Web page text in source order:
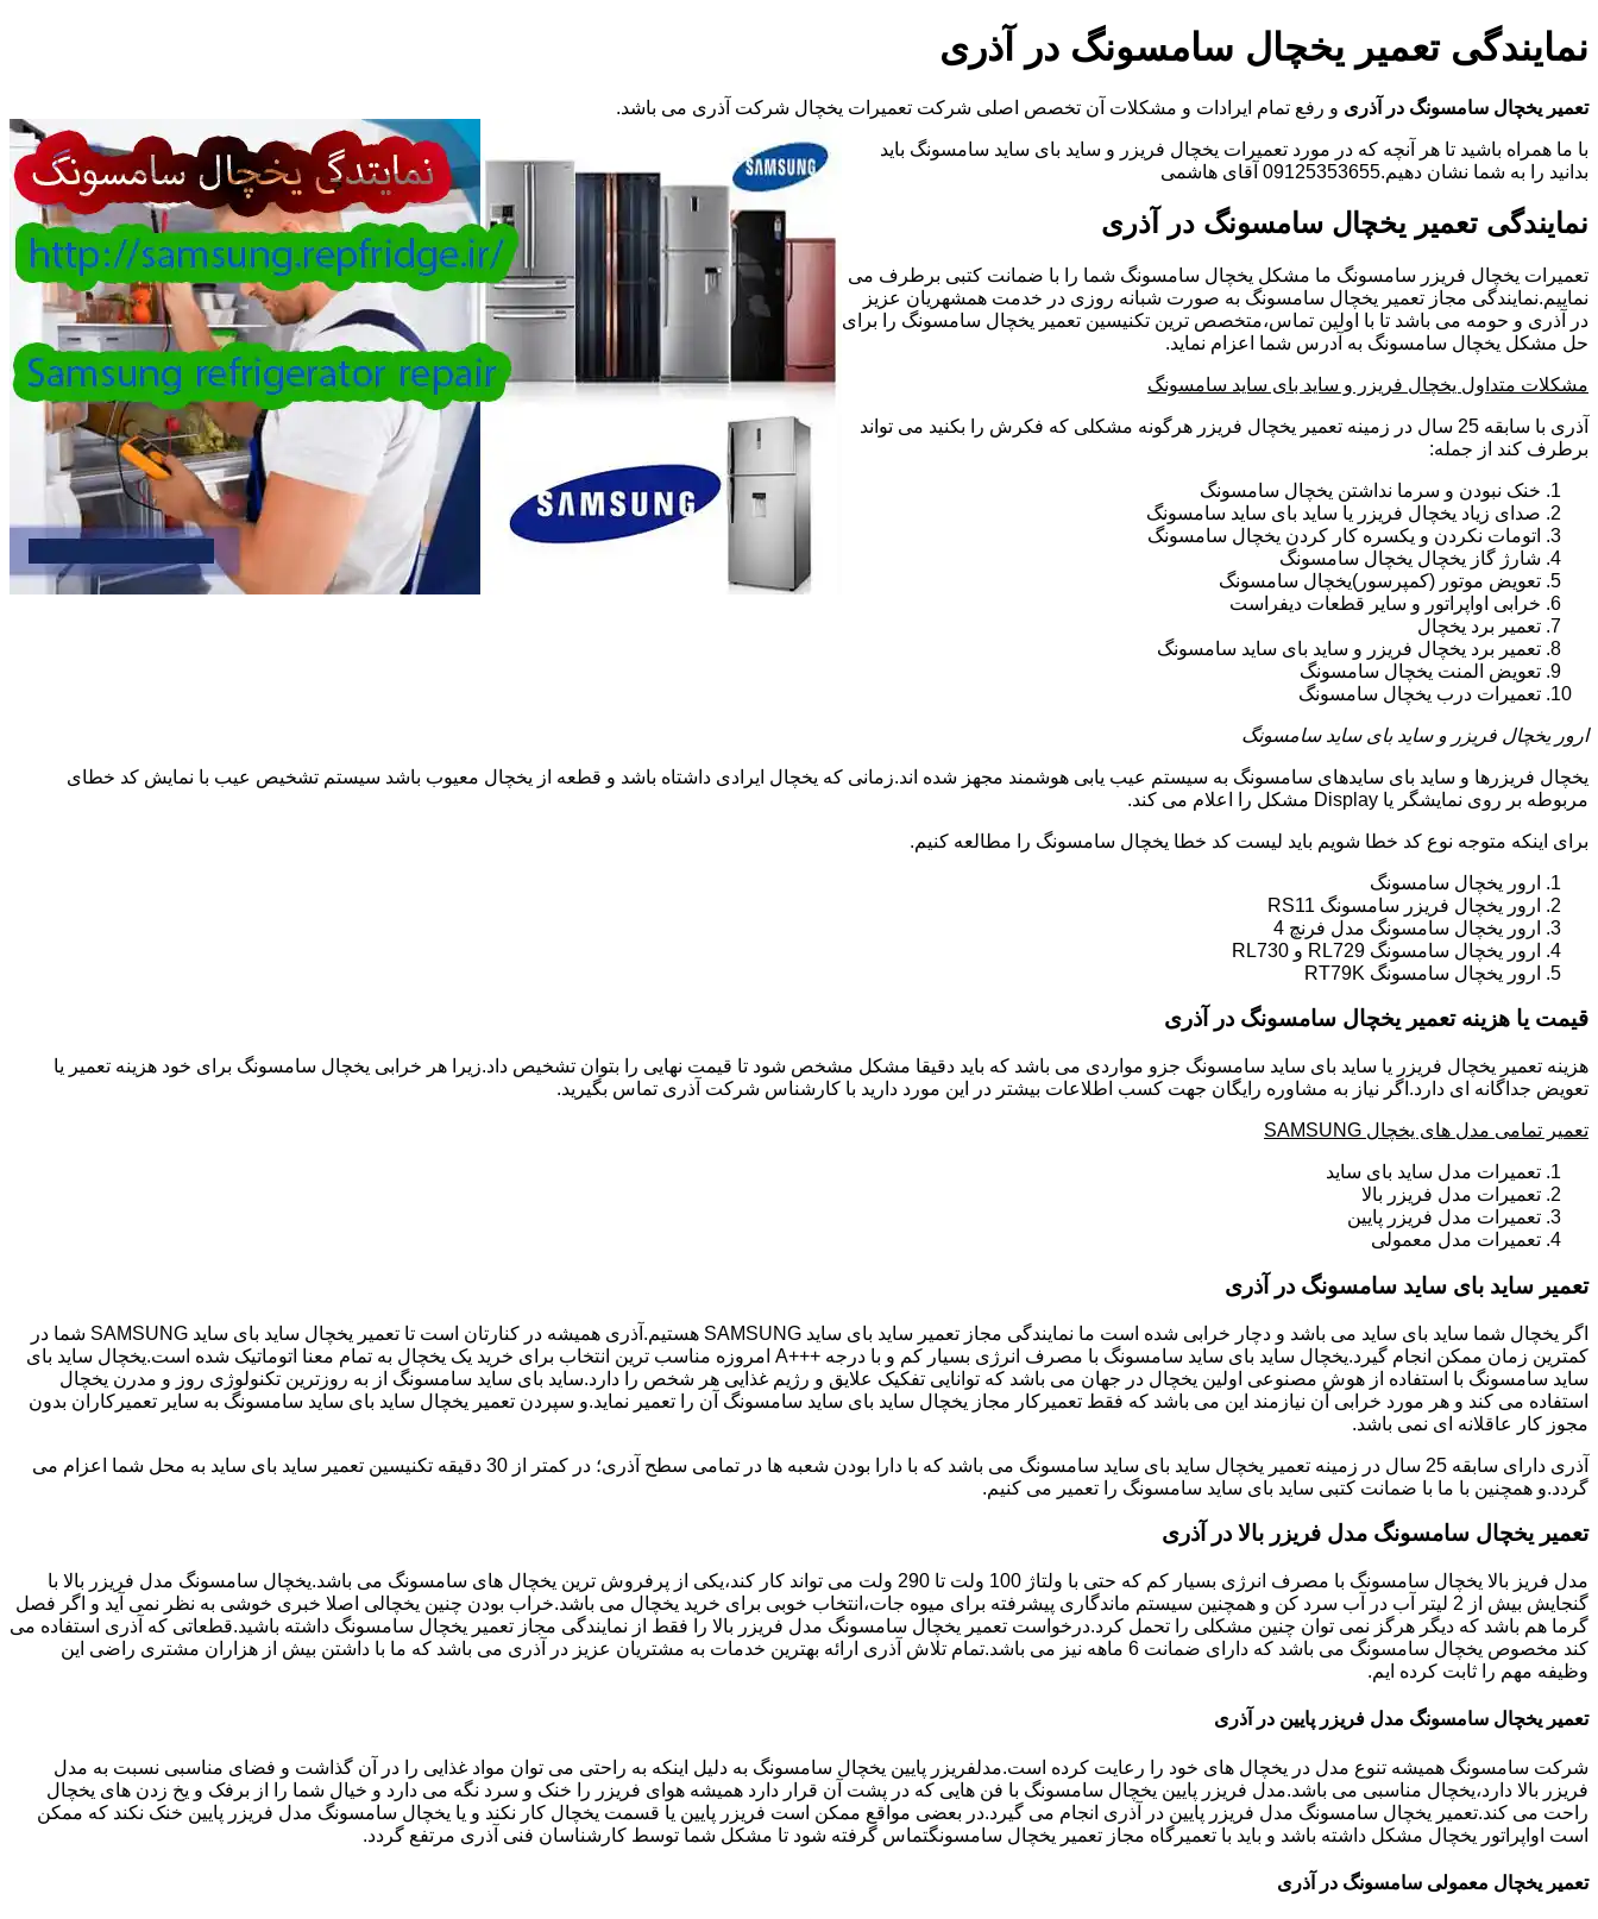
نمایندگی تعمیر یخچال سامسونگ در آذری
تعمیر یخچال سامسونگ در آذری و رفع تمام ایرادات و مشکلات آن تخصص اصلی شرکت تعمیرات یخچال شرکت آذری می باشد.
با ما همراه باشید تا هر آنچه که در مورد تعمیرات یخچال فریزر و ساید بای ساید سامسونگ باید
بدانید را به شما نشان دهیم.09125353655 آقای هاشمی
نمایندگی تعمیر یخچال سامسونگ در آذری
تعمیرات یخچال فریزر سامسونگ ما مشکل یخچال سامسونگ شما را با ضمانت کتبی برطرف می
نماییم.نمایندگی مجاز تعمیر یخچال سامسونگ به صورت شبانه روزی در خدمت همشهریان عزیز
در آذری و حومه می باشد تا با اولین تماس،متخصص ترین تکنیسین تعمیر یخچال سامسونگ را برای
حل مشکل یخچال سامسونگ به آدرس شما اعزام نماید.
مشکلات متداول یخچال فریزر و ساید بای ساید سامسونگ
آذری با سابقه 25 سال در زمینه تعمیر یخچال فریزر هرگونه مشکلی که فکرش را بکنید می تواند
برطرف کند از جمله:
خنک نبودن و سرما نداشتن یخچال سامسونگ
صدای زیاد یخچال فریزر یا ساید بای ساید سامسونگ
اتومات نکردن و یکسره کار کردن یخچال سامسونگ
شارژ گاز یخچال یخچال سامسونگ
تعویض موتور (کمپرسور)یخچال سامسونگ
خرابی اواپراتور و سایر قطعات دیفراست
تعمیر برد یخچال
تعمیر برد یخچال فریزر و ساید بای ساید سامسونگ
تعویض المنت یخچال سامسونگ
تعمیرات درب یخچال سامسونگ
ارور یخچال فریزر و ساید بای ساید سامسونگ
یخچال فریزرها و ساید بای سایدهای سامسونگ به سیستم عیب یابی هوشمند مجهز شده اند.زمانی که یخچال ایرادی داشتاه باشد و قطعه از یخچال معیوب باشد سیستم تشخیص عیب با نمایش کد خطای
مربوطه بر روی نمایشگر یا Display مشکل را اعلام می کند.
برای اینکه متوجه نوع کد خطا شویم باید لیست کد خطا یخچال سامسونگ را مطالعه کنیم.
ارور یخچال سامسونگ
ارور یخچال فریزر سامسونگ RS11
ارور یخچال سامسونگ مدل فرنچ 4
ارور یخچال سامسونگ RL729 و RL730
ارور یخچال سامسونگ RT79K
قیمت یا هزینه تعمیر یخچال سامسونگ در آذری
هزینه تعمیر یخچال فریزر یا ساید بای ساید سامسونگ جزو مواردی می باشد که باید دقیقا مشکل مشخص شود تا قیمت نهایی را بتوان تشخیص داد.زیرا هر خرابی یخچال سامسونگ برای خود هزینه تعمیر یا
تعویض جداگانه ای دارد.اگر نیاز به مشاوره رایگان جهت کسب اطلاعات بیشتر در این مورد دارید با کارشناس شرکت آذری تماس بگیرید.
تعمیر تمامی مدل های یخچال SAMSUNG
تعمیرات مدل ساید بای ساید
تعمیرات مدل فریزر بالا
تعمیرات مدل فریزر پایین
تعمیرات مدل معمولی
تعمیر ساید بای ساید سامسونگ در آذری
اگر یخچال شما ساید بای ساید می باشد و دچار خرابی شده است ما نمایندگی مجاز تعمیر ساید بای ساید SAMSUNG هستیم.آذری همیشه در کنارتان است تا تعمیر یخچال ساید بای ساید SAMSUNG شما در
کمترین زمان ممکن انجام گیرد.یخچال ساید بای ساید سامسونگ با مصرف انرژی بسیار کم و با درجه +++A امروزه مناسب ترین انتخاب برای خرید یک یخچال به تمام معنا اتوماتیک شده است.یخچال ساید بای
ساید سامسونگ با استفاده از هوش مصنوعی اولین یخچال در جهان می باشد که توانایی تفکیک علایق و رژیم غذایی هر شخص را دارد.ساید بای ساید سامسونگ از به روزترین تکنولوژی روز و مدرن یخچال
استفاده می کند و هر مورد خرابی آن نیازمند این می باشد که فقط تعمیرکار مجاز یخچال ساید بای ساید سامسونگ آن را تعمیر نماید.و سپردن تعمیر یخچال ساید بای ساید سامسونگ به سایر تعمیرکاران بدون
مجوز کار عاقلانه ای نمی باشد.
آذری دارای سابقه 25 سال در زمینه تعمیر یخچال ساید بای ساید سامسونگ می باشد که با دارا بودن شعبه ها در تمامی سطح آذری؛ در کمتر از 30 دقیقه تکنیسین تعمیر ساید بای ساید به محل شما اعزام می
گردد.و همچنین با ما با ضمانت کتبی ساید بای ساید سامسونگ را تعمیر می کنیم.
تعمیر یخچال سامسونگ مدل فریزر بالا در آذری
مدل فریز بالا یخچال سامسونگ با مصرف انرژی بسیار کم که حتی با ولتاژ 100 ولت تا 290 ولت می تواند کار کند،یکی از پرفروش ترین یخچال های سامسونگ می باشد.یخچال سامسونگ مدل فریزر بالا با
گنجایش بیش از 2 لیتر آب در آب سرد کن و همچنین سیستم ماندگاری پیشرفته برای میوه جات،انتخاب خوبی برای خرید یخچال می باشد.خراب بودن چنین یخچالی اصلا خبری خوشی به نظر نمی آید و اگر فصل
گرما هم باشد که دیگر هرگز نمی توان چنین مشکلی را تحمل کرد.درخواست تعمیر یخچال سامسونگ مدل فریزر بالا را فقط از نمایندگی مجاز تعمیر یخچال سامسونگ داشته باشید.قطعاتی که آذری استفاده می
کند مخصوص یخچال سامسونگ می باشد که دارای ضمانت 6 ماهه نیز می باشد.تمام تلاش آذری ارائه بهترین خدمات به مشتریان عزیز در آذری می باشد که ما با داشتن بیش از هزاران مشتری راضی این
وظیفه مهم را ثابت کرده ایم.
تعمیر یخچال سامسونگ مدل فریزر پایین در آذری
شرکت سامسونگ همیشه تنوع مدل در یخچال های خود را رعایت کرده است.مدلفریزر پایین یخچال سامسونگ به دلیل اینکه به راحتی می توان مواد غذایی را در آن گذاشت و فضای مناسبی نسبت به مدل
فریزر بالا دارد،یخچال مناسبی می باشد.مدل فریزر پایین یخچال سامسونگ با فن هایی که در پشت آن قرار دارد همیشه هوای فریزر را خنک و سرد نگه می دارد و خیال شما را از برفک و یخ زدن های یخچال
راحت می کند.تعمیر یخچال سامسونگ مدل فریزر پایین در آذری انجام می گیرد.در بعضی مواقع ممکن است فریزر پایین یا قسمت یخچال کار نکند و یا یخچال سامسونگ مدل فریزر پایین خنک نکند که ممکن
است اواپراتور یخچال مشکل داشته باشد و باید با تعمیرگاه مجاز تعمیر یخچال سامسونگتماس گرفته شود تا مشکل شما توسط کارشناسان فنی آذری مرتفع گردد.
تعمیر یخچال معمولی سامسونگ در آذری